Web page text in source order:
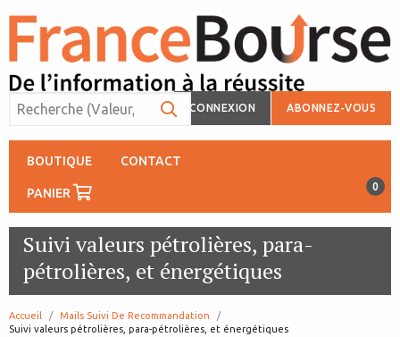
CONNEXION ABONNEZ-VOUS
BOUTIQUE CONTACT
PANIER 0
Suivi valeurs pétrolières, para-
pétrolières, et énergétiques
Accueil
Mails Suivi De Recommandation
page:
Suivi valeurs pétrolières, para-pétrolières, et énergétiques